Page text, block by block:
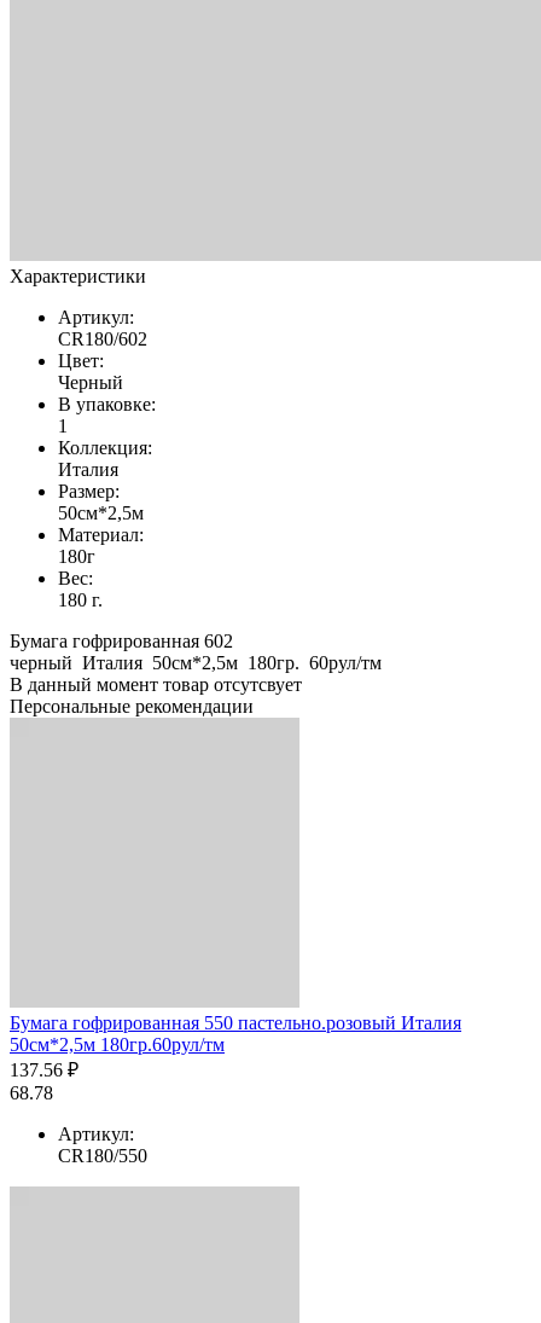
Характеристики
Артикул:
CR180/602
Цвет:
Черный
В упаковке:
1
Коллекция:
Италия
Размер:
50см*2,5м
Материал:
180г
Вес:
180 г.
Бумага гофрированная 602
черный Италия 50см*2,5м 180гр. 60рул/тм
В данный момент товар отсутсвует
Персональные рекомендации
Бумага гофрированная 550 пастельно.розовый Италия
50см*2,5м 180гр.60рул/тм
137.56 ₽
68.78
Артикул:
CR180/550